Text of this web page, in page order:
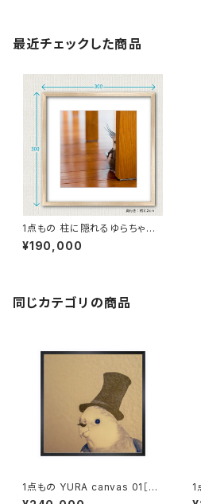
最近チェックした商品
1点もの 柱に隠れるゆらちゃん
写真［額装］額＋マット付 【S_00
08y】
¥190,000
同じカテゴリの商品
1点もの YURA canvas 01［額
装］
1
装